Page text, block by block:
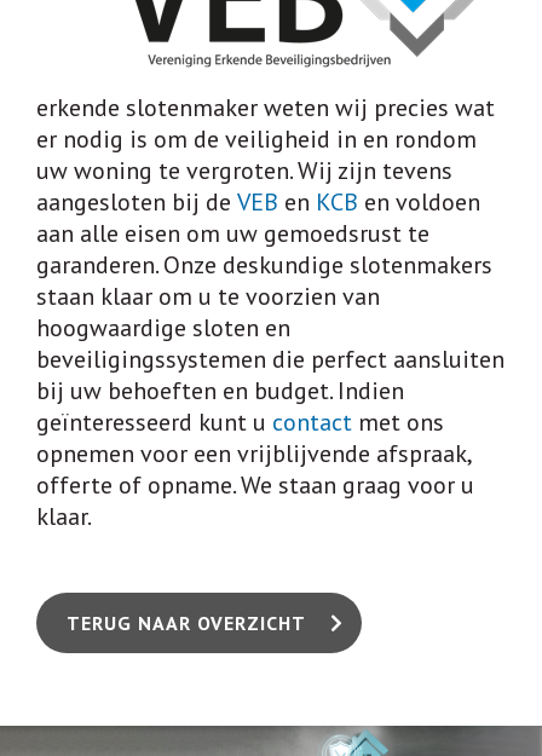
erkende slotenmaker weten wij precies wat
er nodig is om de veiligheid in en rondom
uw woning te vergroten. Wij zijn tevens
aangesloten bij de VEB en KCB en voldoen
aan alle eisen om uw gemoedsrust te
garanderen. Onze deskundige slotenmakers
staan klaar om u te voorzien van
hoogwaardige sloten en
beveiligingssystemen die perfect aansluiten
bij uw behoeften en budget. Indien
geïnteresseerd kunt u contact met ons
opnemen voor een vrijblijvende afspraak,
offerte of opname. We staan graag voor u
klaar.
TERUG NAAR OVERZICHT